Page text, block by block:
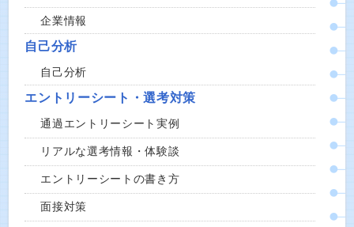
企業情報
自己分析
自己分析
エントリーシート・選考対策
通過エントリーシート実例
リアルな選考情報・体験談
エントリーシートの書き方
面接対策